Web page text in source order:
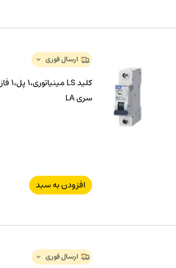
ارسال فوری
سری LA
افزودن به سبد
ارسال فوری